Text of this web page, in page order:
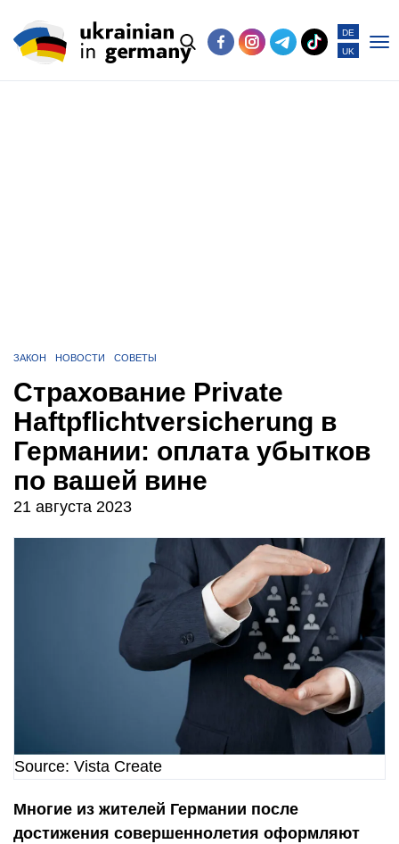
DE
UK
ЗАКОН НОВОСТИ СОВЕТЫ
Страхование Private
Haftpflichtversicherung в
Германии: оплата убытков
по вашей вине
21 августа 2023
Source: Vista Create
Многие из жителей Германии после
достижения совершеннолетия оформляют